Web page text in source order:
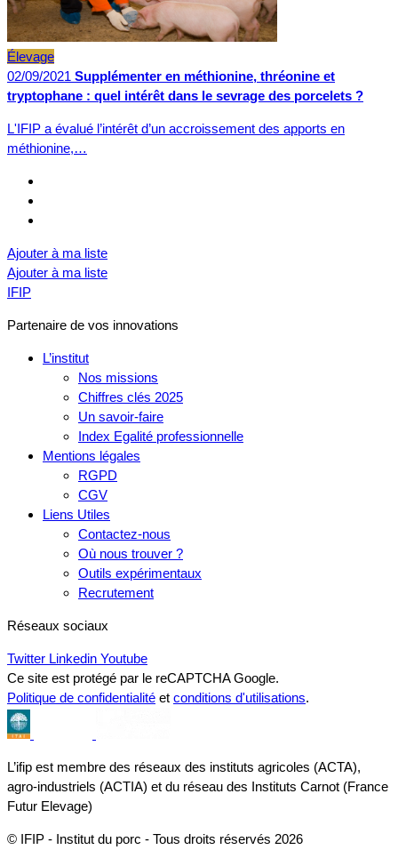
Élevage
02/09/2021 Supplémenter en méthionine, thréonine et
tryptophane : quel intérêt dans le sevrage des porcelets ?
L'IFIP a évalué l’intérêt d’un accroissement des apports en
méthionine,…
Ajouter à ma liste
Ajouter à ma liste
IFIP
Partenaire de vos innovations
L’institut
Nos missions
Chiffres clés 2025
Un savoir-faire
Index Egalité professionnelle
Mentions légales
RGPD
CGV
Liens Utiles
Contactez-nous
Où nous trouver ?
Outils expérimentaux
Recrutement
Réseaux sociaux
Twitter Linkedin Youtube
Ce site est protégé par le reCAPTCHA Google.
Politique de confidentialité et conditions d'utilisations.
L’ifip est membre des réseaux des instituts agricoles (ACTA),
agro-industriels (ACTIA) et du réseau des Instituts Carnot (France
Futur Elevage)
© IFIP - Institut du porc - Tous droits réservés 2026